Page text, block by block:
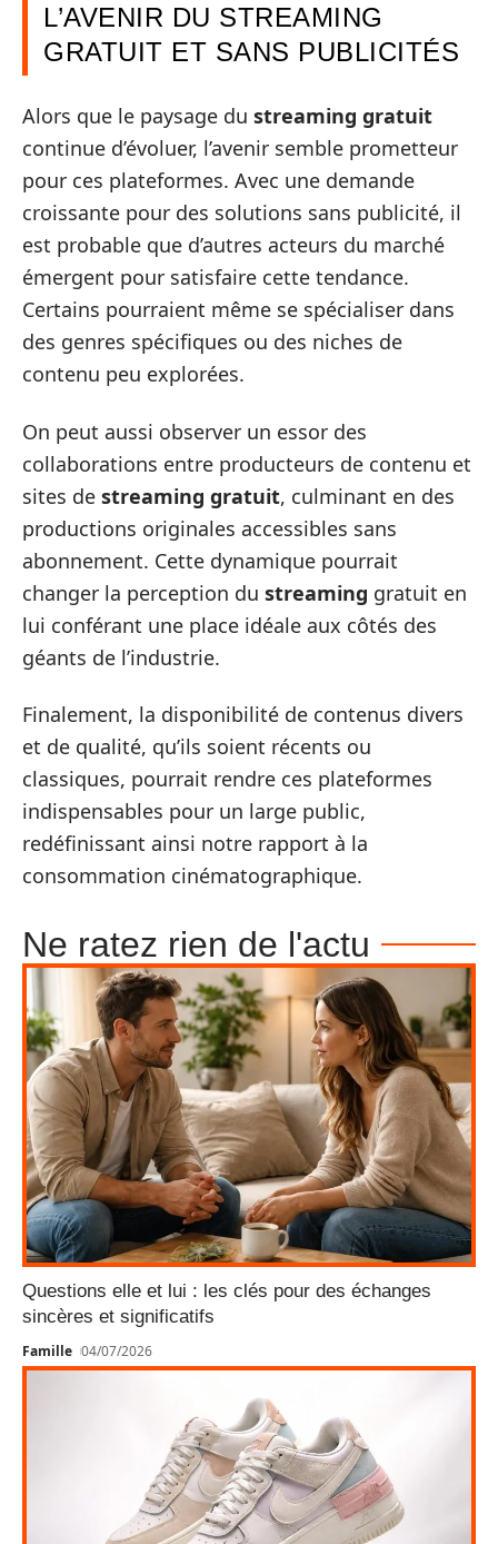
L’AVENIR DU STREAMING
GRATUIT ET SANS PUBLICITÉS
Alors que le paysage du streaming gratuit
continue d’évoluer, l’avenir semble prometteur
pour ces plateformes. Avec une demande
croissante pour des solutions sans publicité, il
est probable que d’autres acteurs du marché
émergent pour satisfaire cette tendance.
Certains pourraient même se spécialiser dans
des genres spécifiques ou des niches de
contenu peu explorées.
On peut aussi observer un essor des
collaborations entre producteurs de contenu et
sites de streaming gratuit, culminant en des
productions originales accessibles sans
abonnement. Cette dynamique pourrait
changer la perception du streaming gratuit en
lui conférant une place idéale aux côtés des
géants de l’industrie.
Finalement, la disponibilité de contenus divers
et de qualité, qu’ils soient récents ou
classiques, pourrait rendre ces plateformes
indispensables pour un large public,
redéfinissant ainsi notre rapport à la
consommation cinématographique.
Ne ratez rien de l'actu
Questions elle et lui : les clés pour des échanges
sincères et significatifs
Famille 04/07/2026